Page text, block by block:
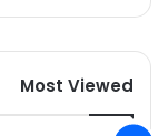
Most Viewed